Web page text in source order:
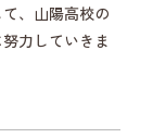
、山陽高校の
力していきま